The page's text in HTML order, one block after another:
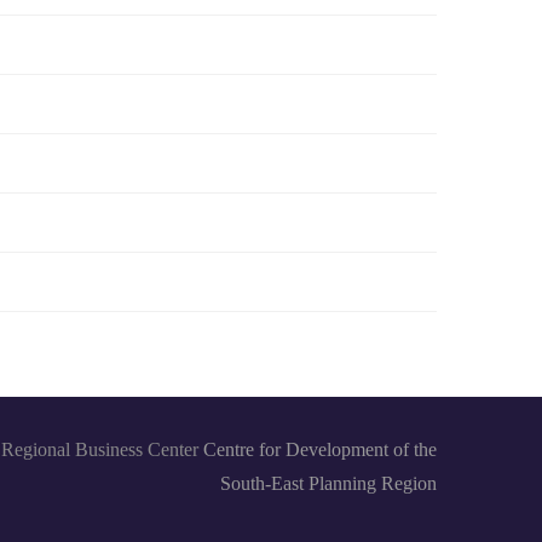
Regional Business Center Centre for Development of the
South-East Planning Region